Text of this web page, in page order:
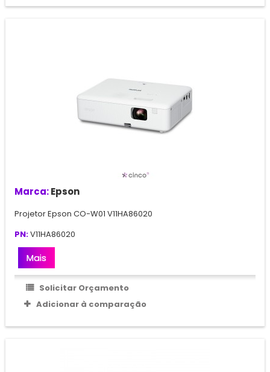
Marca:Epson
Projetor Epson CO-W01 V11HA86020
PN:V11HA86020
Mais
Solicitar Orçamento
Adicionar à comparação